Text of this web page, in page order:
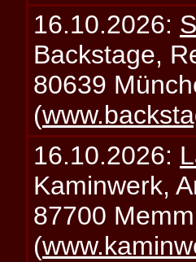
16.10.2026:
Backstage,
80639
(
16.10.2026:
Kaminwerk,
87700
(